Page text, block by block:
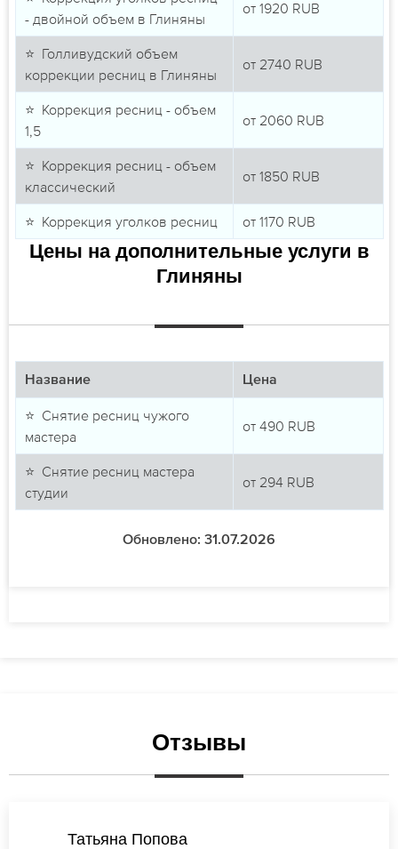
- двойной объем в Глиняны
от 1920 RUB
⭐ Голливудский объем
коррекции ресниц в Глиняны
от 2740 RUB
⭐ Коррекция ресниц - объем
1,5
от 2060 RUB
⭐ Коррекция ресниц - объем
классический
от 1850 RUB
⭐ Коррекция уголков ресниц от 1170 RUB
Цены на дополнительные услуги в
Глиняны
Название Цена
⭐ Снятие ресниц чужого
мастера
от 490 RUB
⭐ Снятие ресниц мастера
студии
от 294 RUB
Обновлено: 31.07.2026
Отзывы
Ксения Иванова